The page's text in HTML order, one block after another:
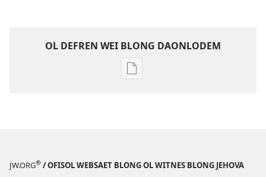
OL DEFREN WEI BLONG DAONLODEM
Ol
buk
JW.ORG® / OFISOL WEBSAET BLONG OL WITNES BLONG JEHOVA